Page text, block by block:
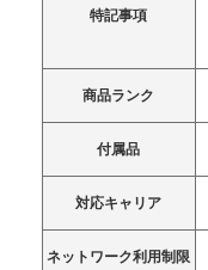
特記事項
商品ランク
付属品
対応キャリア
ネットワーク利用制限